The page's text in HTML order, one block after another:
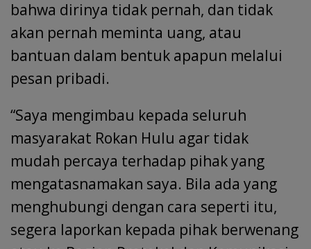
bahwa dirinya tidak pernah, dan tidak
akan pernah meminta uang, atau
bantuan dalam bentuk apapun melalui
pesan pribadi.
“Saya mengimbau kepada seluruh
masyarakat Rokan Hulu agar tidak
mudah percaya terhadap pihak yang
mengatasnamakan saya. Bila ada yang
menghubungi dengan cara seperti itu,
segera laporkan kepada pihak berwenang